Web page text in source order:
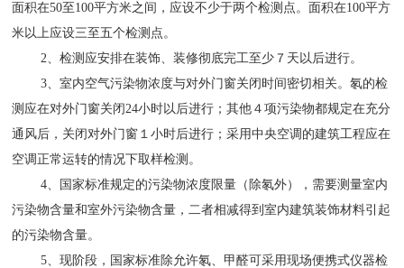
面积在50至100平方米之间，应设不少于两个检测点。面积在100平方
米以上应设三至五个检测点。
2、检测应安排在装饰、装修彻底完工至少７天以后进行。
3、室内空气污染物浓度与对外门窗关闭时间密切相关。氡的检
测应在对外门窗关闭24小时以后进行；其他４项污染物都规定在充分
通风后，关闭对外门窗１小时后进行；采用中央空调的建筑工程应在
空调正常运转的情况下取样检测。
4、国家标准规定的污染物浓度限量（除氡外），需要测量室内
污染物含量和室外污染物含量，二者相减得到室内建筑装饰材料引起
的污染物含量。
5、现阶段，国家标准除允许氡、甲醛可采用现场便携式仪器检